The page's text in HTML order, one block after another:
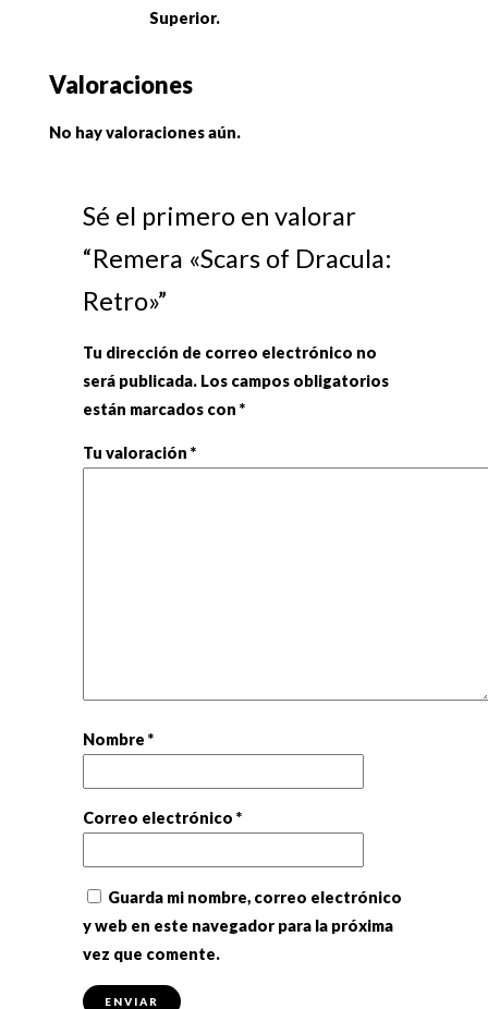
Superior.
Valoraciones
No hay valoraciones aún.
Sé el primero en valorar
“Remera «Scars of Dracula:
Retro»”
Tu dirección de correo electrónico no
será publicada. Los campos obligatorios
están marcados con*
Tu valoración*
Nombre*
Correo electrónico*
Guarda mi nombre, correo electrónico
y web en este navegador para la próxima
vez que comente.